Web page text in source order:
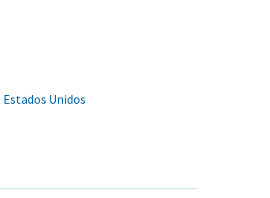
Unidos